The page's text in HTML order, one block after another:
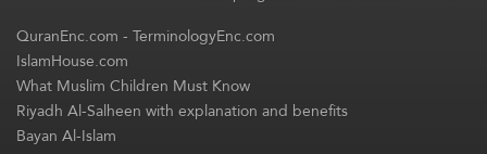
QuranEnc.com-TerminologyEnc.com
IslamHouse.com
What Muslim Children Must Know
Riyadh Al-Salheen with explanation and benefits
Bayan Al-Islam